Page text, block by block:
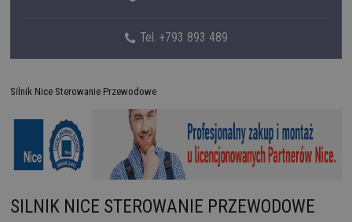
Tel. +793 893 489
Silnik Nice Sterowanie Przewodowe
SILNIK NICE STEROWANIE PRZEWODOWE